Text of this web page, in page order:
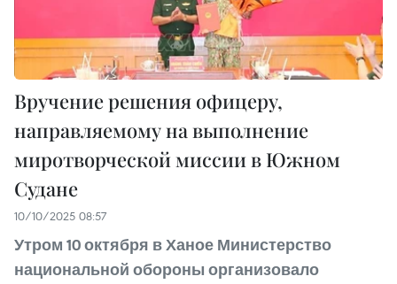
Вручение решения офицеру,
направляемому на выполнение
миротворческой миссии в Южном
Судане
10/10/2025 08:57
Утром 10 октября в Ханое Министерство
национальной обороны организовало